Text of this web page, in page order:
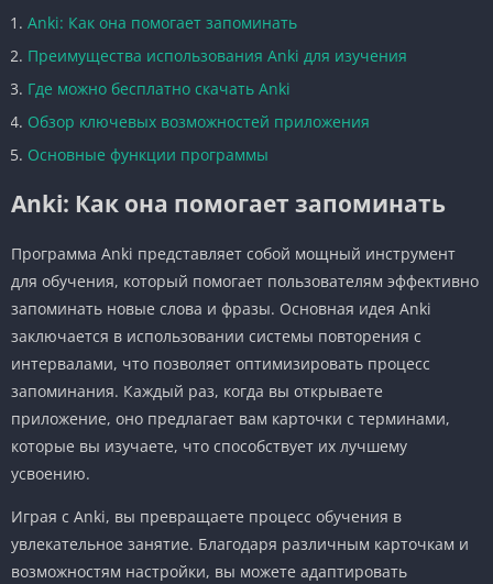
Anki: Как она помогает запоминать
Преимущества использования Anki для изучения
Где можно бесплатно скачать Anki
Обзор ключевых возможностей приложения
Основные функции программы
Anki: Как она помогает запоминать
Программа Anki представляет собой мощный инструмент
для обучения, который помогает пользователям эффективно
запоминать новые слова и фразы. Основная идея Anki
заключается в использовании системы повторения с
интервалами, что позволяет оптимизировать процесс
запоминания. Каждый раз, когда вы открываете
приложение, оно предлагает вам карточки с терминами,
которые вы изучаете, что способствует их лучшему
усвоению.
Играя с Anki, вы превращаете процесс обучения в
увлекательное занятие. Благодаря различным карточкам и
возможностям настройки, вы можете адаптировать